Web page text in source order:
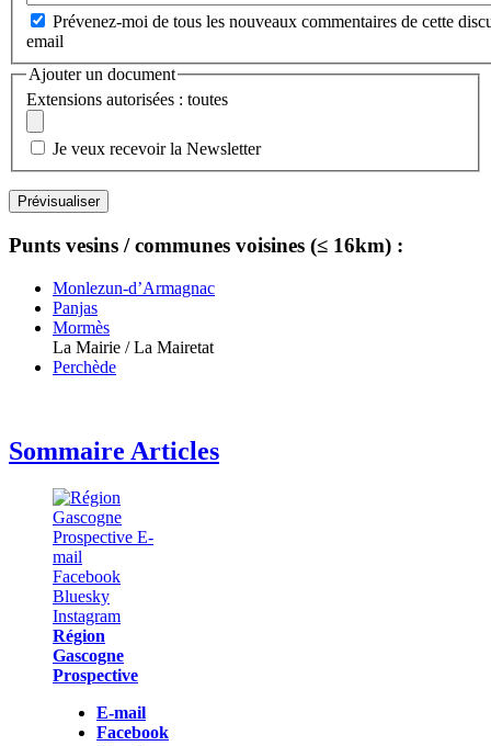
Prévenez-moi de tous les nouveaux commentaires de cette
email
Ajouter un document
Extensions autorisées : toutes
Je veux recevoir la Newsletter
Punts vesins / communes voisines (≤ 16km) :
Monlezun-d’Armagnac
Panjas
Mormès
La Mairie / La Mairetat
Perchède
Sommaire Articles
Région
Gascogne
Prospective
E-mail
Facebook